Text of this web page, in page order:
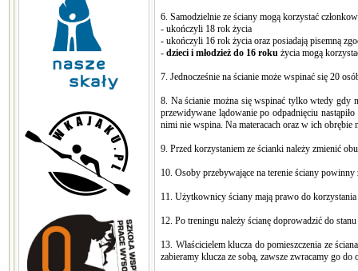
6. Samodzielnie ze ściany mogą korzystać
- ukończyli 18 rok życia
- ukończyli 16 rok życia oraz posiadają pisemną
- dzieci i młodzież do 16 roku życia mogą
7. Jednocześnie na ścianie może wspinać się 20
8. Na ścianie można się wspinać tylko wtedy gdy
przewidywane lądowanie po odpadnięciu
nimi nie wspina. Na materacach oraz w ich
9. Przed korzystaniem ze ścianki należy zmienić
10. Osoby przebywające na terenie ściany
11. Użytkownicy ściany mają prawo do
12. Po treningu należy ścianę doprowadzić do stanu
13. Właścicielem klucza do pomieszczenia ze
zabieramy klucza ze sobą, zawsze zwracamy go do